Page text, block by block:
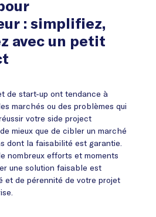
: simplifiez,
avec un petit
de start-up ont tendance à
marchés ou des problèmes qui
votre side project
mieux que de cibler un marché
dont la faisabilité est garantie.
nombreux efforts et moments
une solution faisable est
et de pérennité de votre projet